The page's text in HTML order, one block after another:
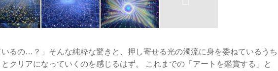
いるの…？」そんな純粋な驚きと、押し寄せる光の濁流に身を委ねているうち
クリアになっていくのを感じるはず。 これまでの「アートを鑑賞する」と